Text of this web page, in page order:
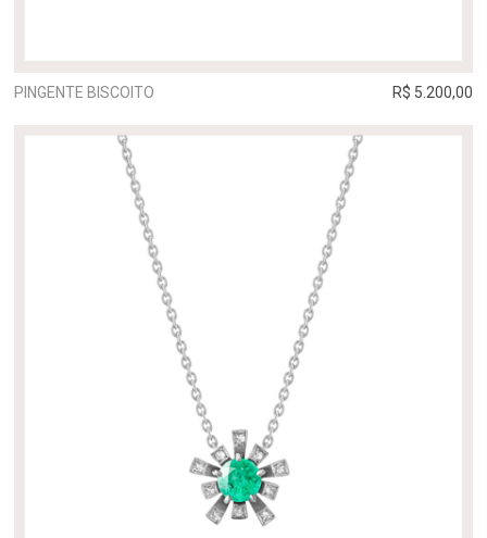
PINGENTE BISCOITO R$ 5.200,00